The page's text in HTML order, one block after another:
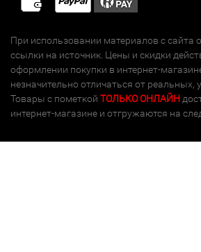
При использовании материалов с сайта
ссылки на источник. Цены и скидки
оформлении покупки в интернет-
незначительно отличаться от реальных,
Товары с пометкой ТОЛЬКО ОНЛАЙН
интернет-магазине и отгружаются на